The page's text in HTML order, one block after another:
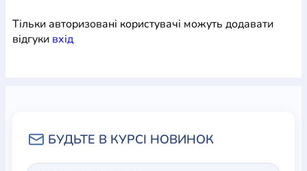
Тільки авторизовані користувачі можуть додавати
відгуки вхiд